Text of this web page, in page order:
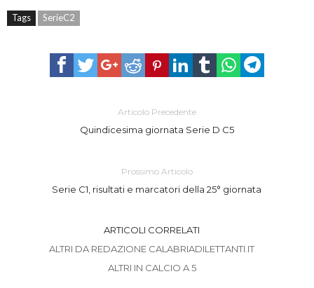
Tags SerieC2
Articolo Precedente
Quindicesima giornata Serie D C5
Prossimo Articolo
Serie C1, risultati e marcatori della 25° giornata
ARTICOLI CORRELATI
ALTRI DA REDAZIONE CALABRIADILETTANTI.IT
ALTRI IN CALCIO A 5